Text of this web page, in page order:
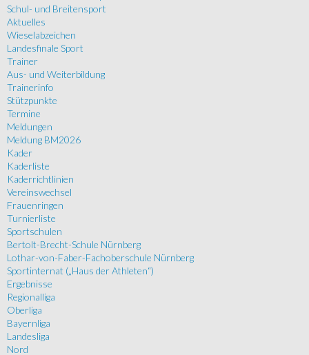
Schul- und Breitensport
Aktuelles
Wieselabzeichen
Landesfinale Sport
Trainer
Aus- und Weiterbildung
Trainerinfo
Stützpunkte
Termine
Meldungen
Meldung BM2026
Kader
Kaderliste
Kaderrichtlinien
Vereinswechsel
Frauenringen
Turnierliste
Sportschulen
Bertolt-Brecht-Schule Nürnberg
Lothar-von-Faber-Fachoberschule Nürnberg
Sportinternat („Haus der Athleten“)
Ergebnisse
Regionalliga
Oberliga
Bayernliga
Landesliga
Nord